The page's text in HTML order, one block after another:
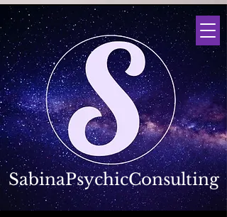
SabinaPsychicConsulting